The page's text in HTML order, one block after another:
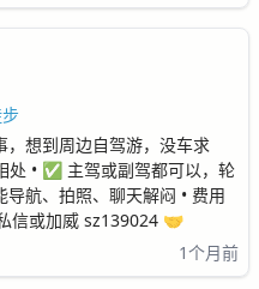
油费过路费按人平摊 📍 私信或加威 sz139024 🤝
1个月前